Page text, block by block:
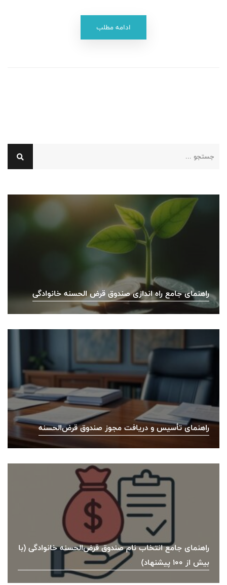
ادامه مطلب
راهنمای جامع راه اندازی صندوق قرض الحسنه خانوادگی
راهنمای تأسیس و دریافت مجوز صندوق قرض‌الحسنه
راهنمای جامع انتخاب نام صندوق قرض‌الحسنه خانوادگی (با
بیش از ۱۰۰ پیشنهاد)